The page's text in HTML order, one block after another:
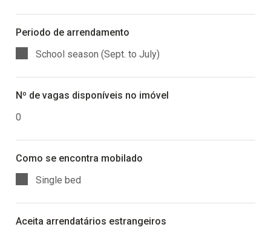
Periodo de arrendamento
School season (Sept. to July)
Nº de vagas disponíveis no imóvel
0
Como se encontra mobilado
Single bed
Aceita arrendatários estrangeiros